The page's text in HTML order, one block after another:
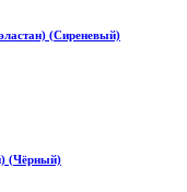
(Сиреневый)
(Чёрный)